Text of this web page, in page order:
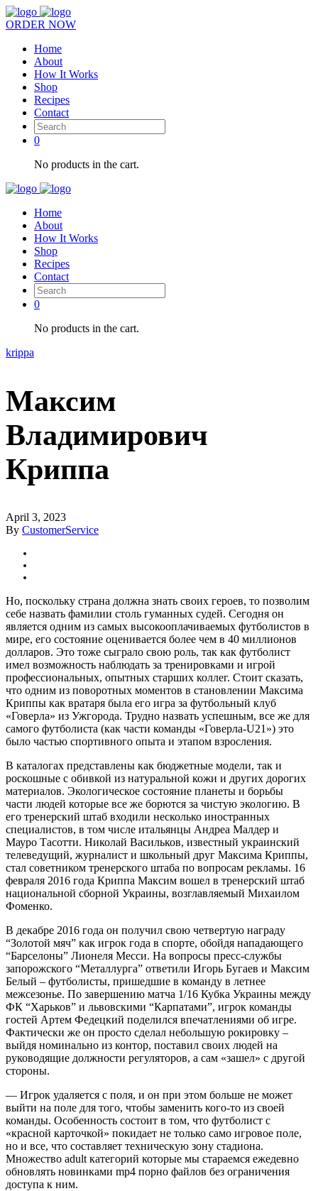
ORDER NOW
Home
About
How It Works
Shop
Recipes
Contact
0
No products in the cart.
Home
About
How It Works
Shop
Recipes
Contact
0
No products in the cart.
krippa
Максим
Владимирович
Криппа
April 3, 2023
By CustomerService
Но, поскольку страна должна знать своих героев, то позволим
себе назвать фамилии столь гуманных судей. Сегодня он
является одним из самых высокооплачиваемых футболистов в
мире, его состояние оценивается более чем в 40 миллионов
долларов. Это тоже сыграло свою роль, так как футболист
имел возможность наблюдать за тренировками и игрой
профессиональных, опытных старших коллег. Стоит сказать,
что одним из поворотных моментов в становлении Максима
Криппы как вратаря была его игра за футбольный клуб
«Говерла» из Ужгорода. Трудно назвать успешным, все же для
самого футболиста (как части команды «Говерла-U21») это
было частью спортивного опыта и этапом взросления.
В каталогах представлены как бюджетные модели, так и
роскошные с обивкой из натуральной кожи и других дорогих
материалов. Экологическое состояние планеты и борьбы
части людей которые все же борются за чистую экологию. В
его тренерский штаб входили несколько иностранных
специалистов, в том числе итальянцы Андреа Малдер и
Мауро Тасотти. Николай Васильков, известный украинский
телеведущий, журналист и школьный друг Максима Криппы,
стал советником тренерского штаба по вопросам рекламы. 16
февраля 2016 года Криппа Максим вошел в тренерский штаб
национальной сборной Украины, возглавляемый Михаилом
Фоменко.
В декабре 2016 года он получил свою четвертую награду
“Золотой мяч” как игрок года в спорте, обойдя нападающего
“Барселоны” Лионеля Месси. На вопросы пресс-службы
запорожского “Металлурга” ответили Игорь Бугаев и Максим
Белый – футболисты, пришедшие в команду в летнее
межсезонье. По завершению матча 1/16 Кубка Украины между
ФК “Харьков” и львовскими “Карпатами”, игрок команды
гостей Артем Федецкий поделился впечатлениями об игре.
Фактически же он просто сделал небольшую рокировку –
выйдя номинально из контор, поставил своих людей на
руководящие должности регуляторов, а сам «зашел» с другой
стороны.
— Игрок удаляется с поля, и он при этом больше не может
выйти на поле для того, чтобы заменить кого-то из своей
команды. Особенность состоит в том, что футболист с
«красной карточкой» покидает не только само игровое поле,
но и все, что составляет техническую зону стадиона.
Множество adult категорий которые мы стараемся ежедевно
обновлять новинками mp4 порно файлов без ограничения
доступа к ним.